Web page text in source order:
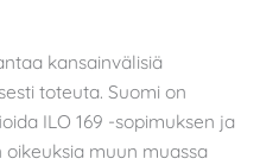
kansainvälisiä
toteuta. Suomi on
ILO 169 -sopimuksen ja
muun muassa